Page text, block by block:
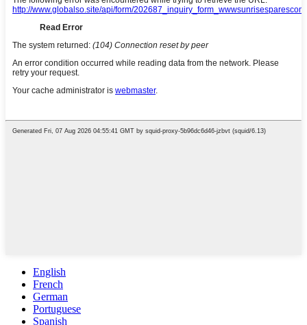
English
French
German
Portuguese
Spanish